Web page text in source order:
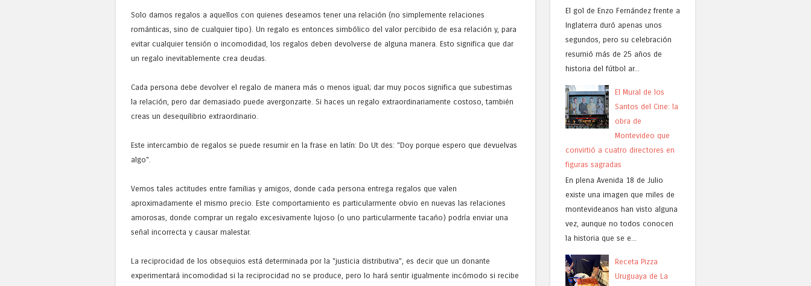
Solo damos regalos a aquellos con quienes deseamos tener una relación (no simplemente relaciones
románticas, sino de cualquier tipo). Un regalo es entonces simbólico del valor percibido de esa relación y, para
evitar cualquier tensión o incomodidad, los regalos deben devolverse de alguna manera. Esto significa que dar
un regalo inevitablemente crea deudas.
Cada persona debe devolver el regalo de manera más o menos igual; dar muy pocos significa que subestimas
la relación, pero dar demasiado puede avergonzarte. Si haces un regalo extraordinariamente costoso, también
creas un desequilibrio extraordinario.
Este intercambio de regalos se puede resumir en la frase en latín: Do Ut des: "Doy porque espero que devuelvas
algo".
Vemos tales actitudes entre familias y amigos, donde cada persona entrega regalos que valen
aproximadamente el mismo precio. Este comportamiento es particularmente obvio en nuevas las relaciones
amorosas, donde comprar un regalo excesivamente lujoso (o uno particularmente tacaño) podría enviar una
señal incorrecta y causar malestar.
La reciprocidad de los obsequios está determinada por la "justicia distributiva", es decir que un donante
experimentará incomodidad si la reciprocidad no se produce, pero lo hará sentir igualmente incómodo si recibe
El gol de Enzo Fernández frente a
Inglaterra duró apenas unos
segundos, pero su celebración
resumió más de 25 años de
historia del fútbol ar...
El Mural de los
Santos del Cine: la
obra de
Montevideo que
convirtió a cuatro directores en
figuras sagradas
En plena Avenida 18 de Julio
existe una imagen que miles de
montevideanos han visto alguna
vez, aunque no todos conocen
la historia que se e...
Receta Pizza
Uruguaya de La